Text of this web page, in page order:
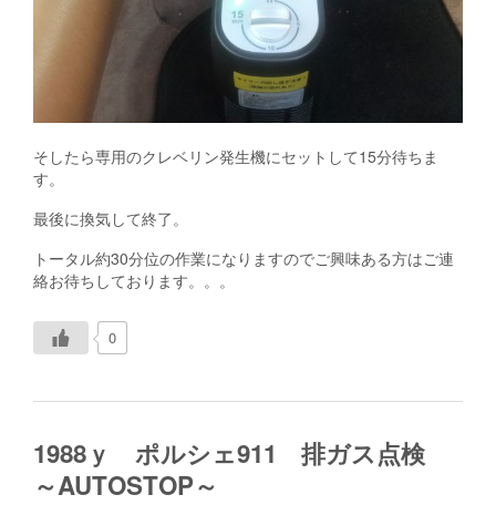
そしたら専用のクレベリン発生機にセットして15分待ちま
す。
最後に換気して終了。
トータル約30分位の作業になりますのでご興味ある方はご連
絡お待ちしております。。。
h
:
/
0
1988ｙ ポルシェ911 排ガス点検
～AUTOSTOP～